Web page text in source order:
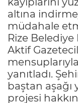
altına
müdahale
Rize Belediye
Aktif
yanıtladı.
baştan aşağı
projesi